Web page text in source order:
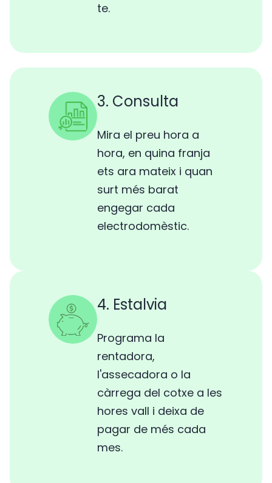
te.
3. Consulta
Mira el preu hora a
hora, en quina franja
ets ara mateix i quan
surt més barat
engegar cada
electrodomèstic.
4. Estalvia
Programa la
rentadora,
l'assecadora o la
càrrega del cotxe a les
hores vall i deixa de
pagar de més cada
mes.